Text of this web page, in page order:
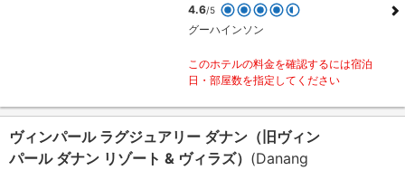
4.6/5
グーハインソン
このホテルの料金を確認するには宿泊
日・部屋数を指定してください
ヴィンパール ラグジュアリー ダナン（旧ヴィン
パール ダナン リゾート & ヴィラズ） (Danang